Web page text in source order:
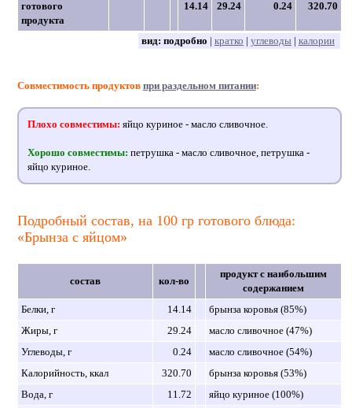
готового
продукта
14.14 29.24 0.24 320.70
вид: подробно | кратко | углеводы| калории
Совместимость продуктов при раздельном питании:
Плохо совместимы: яйцо куриное - масло сливочное.
Хорошо совместимы: петрушка - масло сливочное, петрушка -
яйцо куриное.
Подробный состав, на 100 гр готового блюда:
«Брынза с яйцом»
состав кол-во
продукт с наибольшим
содержанием
Белки, г
14.14
брынза коровья (85%)
Жиры, г
29.24
масло сливочное (47%)
Углеводы, г
0.24
масло сливочное (54%)
Калорийность, ккал
320.70
брынза коровья (53%)
Вода, г
11.72
яйцо куриное (100%)